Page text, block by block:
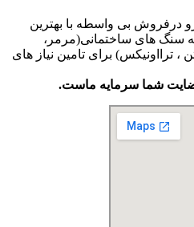
درفروش بی واسطه با بهترین
سنگ های ساختمانی(مرمر،
، ترااونیکس) برای تامین نیاز های
شما سرمایه ماست.